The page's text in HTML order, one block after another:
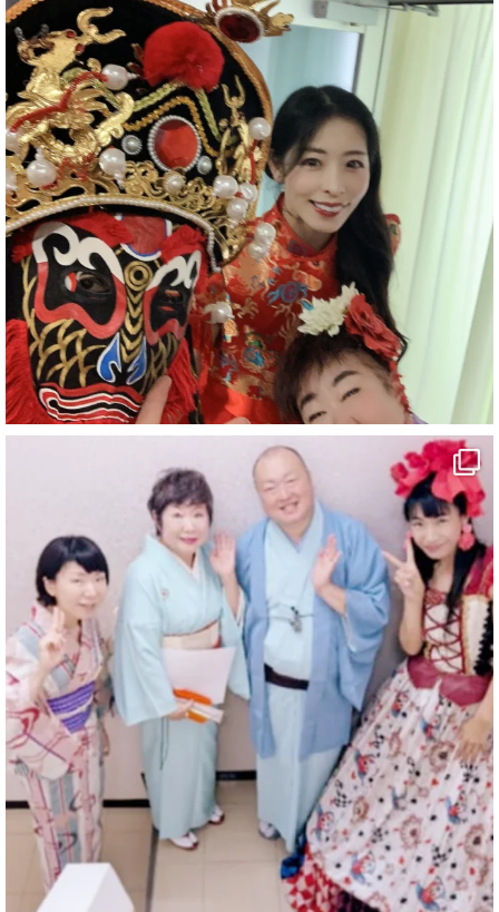
@comedy_illusion · 7 8月
お疲れ様です
YouTubeを更新しました
https://youtu.be/9sHKhUQBmUE @YouTube
#企業公式がお疲れ様を言い合う
#チャンネル登録おねがいします
#愛媛県
#新居浜市
#マイントピア別子
#泉寿亭
#有形文化財
#四国
#愛媛観光
#旅行
#旅行動画
#一人旅
#観光スポット
#旅行好きと繋がりたい
5 X
マジシャン派遣 パッションプリンセス【公式】
@comedy_illusion · 6 8月
お疲れ様です
ブログ更新しました
「マジシャン和歌山旅 白浜町・三段壁」
#企業公式がお疲れ様を言い合う
#旅行好きな人と繋がりたい
#一人旅